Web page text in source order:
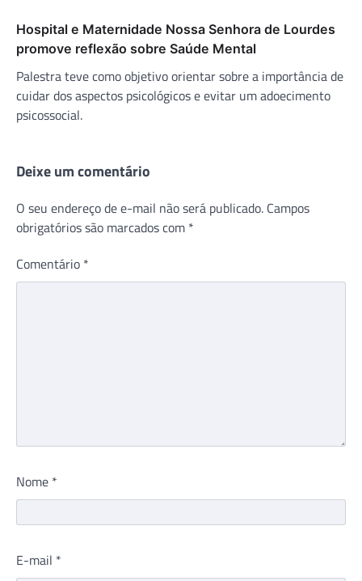
Hospital e Maternidade Nossa Senhora de Lourdes
promove reflexão sobre Saúde Mental
Palestra teve como objetivo orientar sobre a importância de
cuidar dos aspectos psicológicos e evitar um adoecimento
psicossocial.
Deixe um comentário
O seu endereço de e-mail não será publicado. Campos
obrigatórios são marcados com *
Comentário *
Nome *
E-mail *